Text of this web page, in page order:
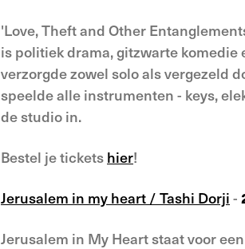
'Love, Theft and Other
is politiek drama, gitzwarte
verzorgde zowel solo als vergezeld
speelde alle instrumenten - keys,
de studio in.
Bestel je tickets hier!
Jerusalem in my heart / Tashi Dorji -
Jerusalem in My Heart staat voor